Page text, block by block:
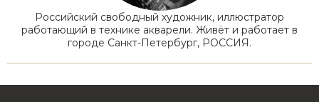
Российский свободный художник, иллюстратор
работающий в технике акварели. Живёт и работает в
городе Санкт-Петербург, РОССИЯ.